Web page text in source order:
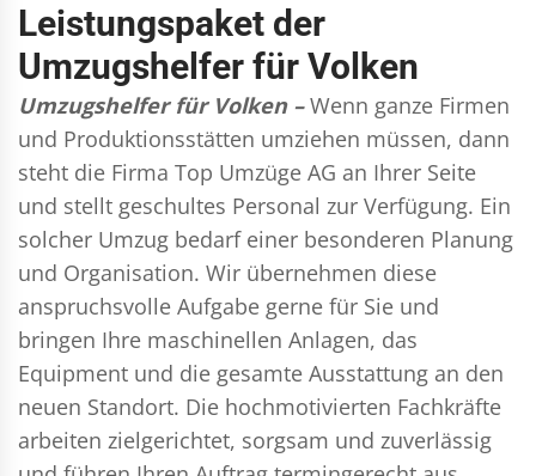
Leistungspaket der
Umzugshelfer für Volken
Umzugshelfer für Volken – Wenn ganze Firmen
und Produktionsstätten umziehen müssen, dann
steht die Firma Top Umzüge AG an Ihrer Seite
und stellt geschultes Personal zur Verfügung. Ein
solcher Umzug bedarf einer besonderen Planung
und Organisation. Wir übernehmen diese
anspruchsvolle Aufgabe gerne für Sie und
bringen Ihre maschinellen Anlagen, das
Equipment und die gesamte Ausstattung an den
neuen Standort. Die hochmotivierten Fachkräfte
arbeiten zielgerichtet, sorgsam und zuverlässig